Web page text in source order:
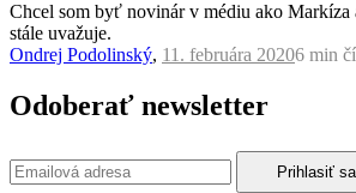
Chcel som byť novinár v médiu ako Markíza
stále uvažuje.
Ondrej Podolinský, 11. februára 20206 min
Odoberať newsletter